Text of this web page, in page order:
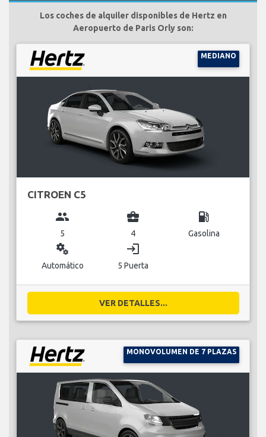
Los coches de alquiler disponibles de Hertz en
Aeropuerto de Paris Orly son:
MEDIANO
CITROEN C5
group
5
business_center
4
local_gas_station
Gasolina
miscellaneous_services
Automático
login
5 Puerta
VER DETALLES...
MONOVOLUMEN DE 7 PLAZAS